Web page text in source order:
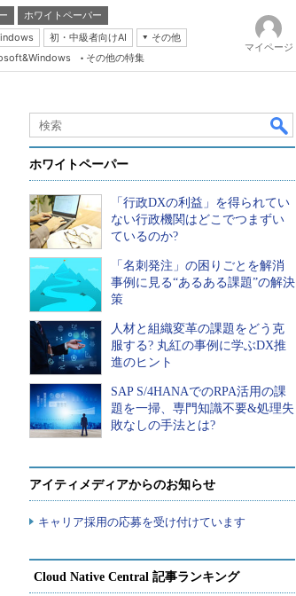
ホワイトペーパー
初・中級者向けAI
その他
Storage
Expert
of IP Network
& Trust
その他の特集
マイページ
ホワイトペーパー
「行政DXの利益」を得られてい
ない行政機関はどこでつまずい
ているのか?
「名刺発注」の困りごとを解消
事例に見る“あるある課題”の解決
策
人材と組織変革の課題をどう克
服する? 丸紅の事例に学ぶDX推
進のヒント
SAP S/4HANAでのRPA活用の課
題を一掃、専門知識不要&処理失
敗なしの手法とは?
アイティメディアからのお知らせ
キャリア採用の応募を受け付けています
Cloud Native Central 記事ランキング